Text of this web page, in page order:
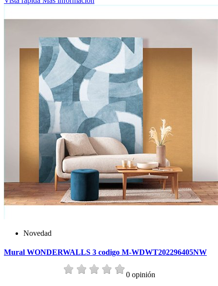
Novedad
Mural WONDERWALLS 3 codigo M-WDWT202296405NW
0 opinión